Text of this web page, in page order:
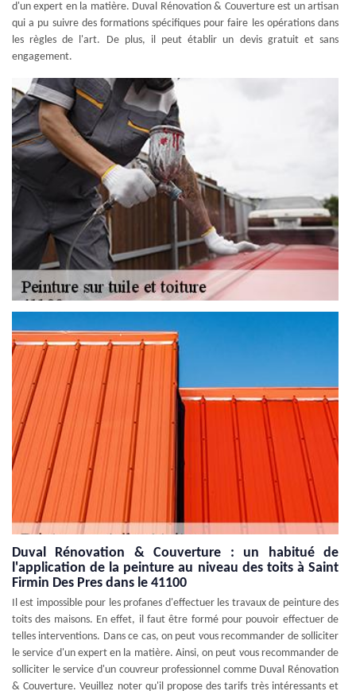
d'un expert en la matière. Duval Rénovation & Couverture est un artisan
qui a pu suivre des formations spécifiques pour faire les opérations dans
les règles de l'art. De plus, il peut établir un devis gratuit et sans
engagement.
Duval Rénovation & Couverture : un habitué de
l'application de la peinture au niveau des toits à Saint
Firmin Des Pres dans le 41100
Il est impossible pour les profanes d'effectuer les travaux de peinture des
toits des maisons. En effet, il faut être formé pour pouvoir effectuer de
telles interventions. Dans ce cas, on peut vous recommander de solliciter
le service d'un expert en la matière. Ainsi, on peut vous recommander de
solliciter le service d'un couvreur professionnel comme Duval Rénovation
& Couverture. Veuillez noter qu'il propose des tarifs très intéressants et